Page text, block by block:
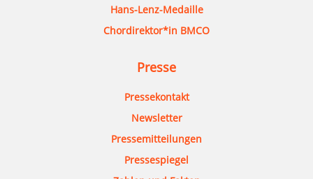
Hans-Lenz-Medaille
Chordirektor*in BMCO
Presse
Pressekontakt
Newsletter
Pressemitteilungen
Pressespiegel